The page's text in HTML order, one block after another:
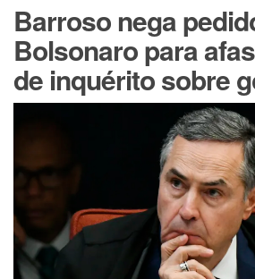
Barroso nega
Bolsonaro para
de inquérito sobre